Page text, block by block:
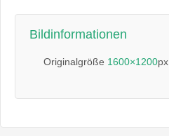
Bildinformationen
Originalgröße 1600×1200px